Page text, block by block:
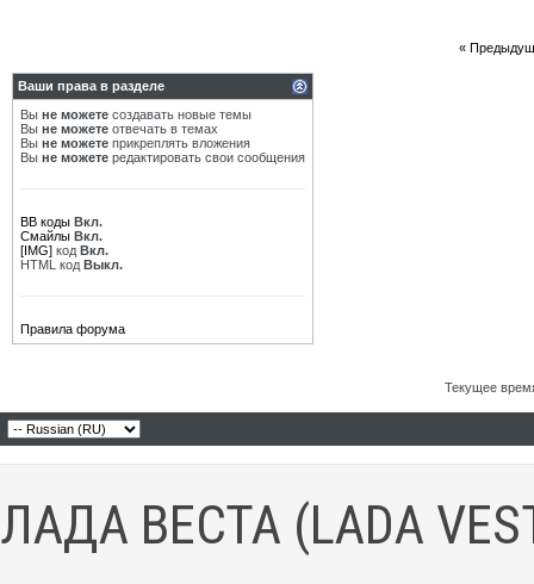
«
Ваши права в разделе
Вы не можете создавать новые темы
Вы не можете отвечать в темах
Вы не можете прикреплять вложения
Вы не можете редактировать свои сообщения
BB коды Вкл.
Смайлы Вкл.
[IMG] код Вкл.
HTML код Выкл.
Правила форума
Текущее
ЛАДА ВЕСТА (LADA